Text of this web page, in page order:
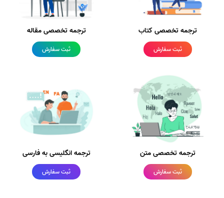
ترجمه تخصصی کتاب
ثبت سفارش
ترجمه تخصصی مقاله
ثبت سفارش
ترجمه تخصصی متن
ثبت سفارش
ترجمه انگلیسی به فارسی
ثبت سفارش